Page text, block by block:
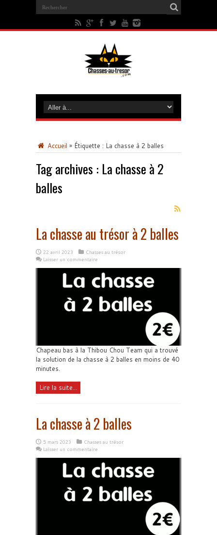
Accueil » Étiquette : La chasse à 2 balles
Tag archives : La chasse à 2
balles
La chasse au trésor à 2 balles
22 avril 2023
Chasses au trésor
Laisser un commentaire
Chapeau bas à la Thibou Chou Team qui a trouvé
la solution de la chasse à 2 balles en moins de 40
minutes.
Lire la suite...
La chasse à 2 balles
5 mars 2023
Chasses au trésor
Laisser un commentaire